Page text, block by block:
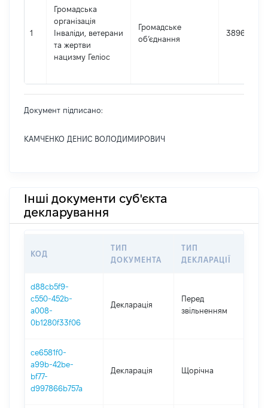
1
Громадська
організація
Інваліди, ветерани
та жертви
нацизму Геліос
Громадське
об’єднання
38962096
Документ підписано:
КАМЧЕНКО ДЕНИС ВОЛОДИМИРОВИЧ
Інші документи суб'єкта
декларування
КОД
ТИП
ДОКУМЕНТА
ТИП
ДЕКЛАРАЦІЇ
d88cb5f9-
c550-452b-
a008-
0b1280f33f06
Декларація
Перед
звільненням
ce6581f0-
a99b-42be-
bf77-
d997866b757a
Декларація Щорічна